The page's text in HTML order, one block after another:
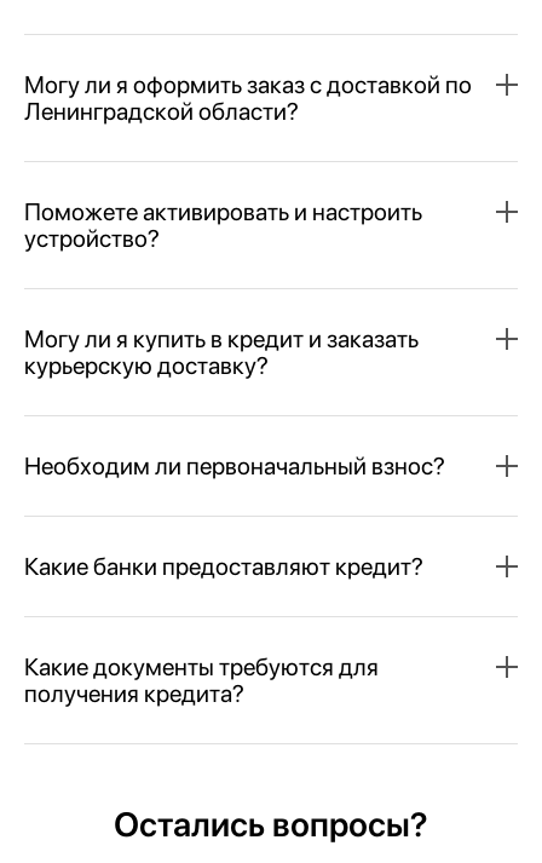
Могу ли я оформить заказ с доставкой по
Ленинградской области?
Поможете активировать и настроить
устройство?
Могу ли я купить в кредит и заказать
курьерскую доставку?
Необходим ли первоначальный взнос?
Какие банки предоставляют кредит?
Какие документы требуются для
получения кредита?
Остались вопросы?